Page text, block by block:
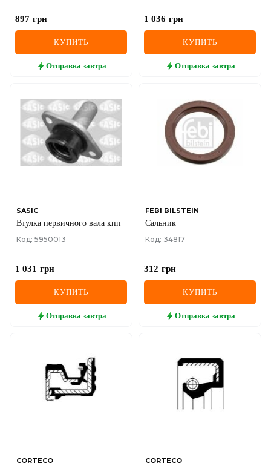
897 грн
КУПИТЬ
Отправка завтра
1 036 грн
КУПИТЬ
Отправка завтра
SASIC
Втулка первичного вала кпп
Код: 5950013
1 031 грн
КУПИТЬ
Отправка завтра
FEBI BILSTEIN
Сальник
Код: 34817
312 грн
КУПИТЬ
Отправка завтра
CORTECO CORTECO